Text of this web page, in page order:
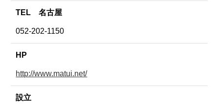
TEL 名古屋
052-202-1150
HP
http://www.matui.net/
設立